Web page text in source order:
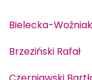
Bielecka-
Brzeziński Rafał